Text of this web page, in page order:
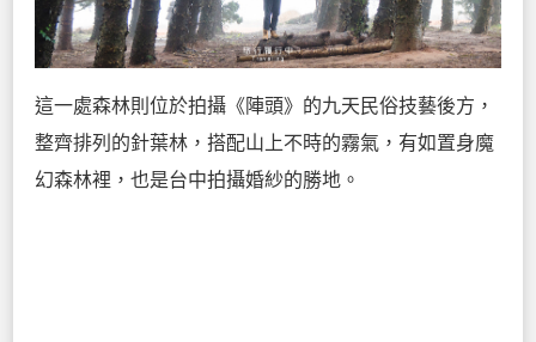
這一處森林則位於拍攝《陣頭》的九天民俗技藝後方，
整齊排列的針葉林，搭配山上不時的霧氣，有如置身魔
幻森林裡，也是台中拍攝婚紗的勝地。